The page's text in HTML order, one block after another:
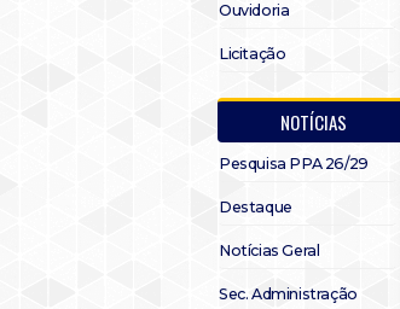
Ouvidoria
Licitação
NOTÍCIAS
Pesquisa PPA 26/29
Destaque
Notícias Geral
Sec. Administração